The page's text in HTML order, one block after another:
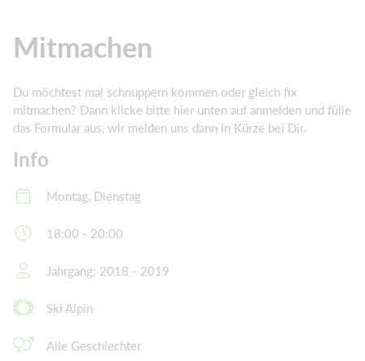
Mitmachen
Du möchtest mal schnuppern kommen oder gleich fix
mitmachen? Dann klicke bitte hier unten auf anmelden und fülle
das Formular aus, wir melden uns dann in Kürze bei Dir.
Info
Montag, Dienstag
18:00 - 20:00
Jahrgang: 2018 - 2019
Ski Alpin
Alle Geschlechter